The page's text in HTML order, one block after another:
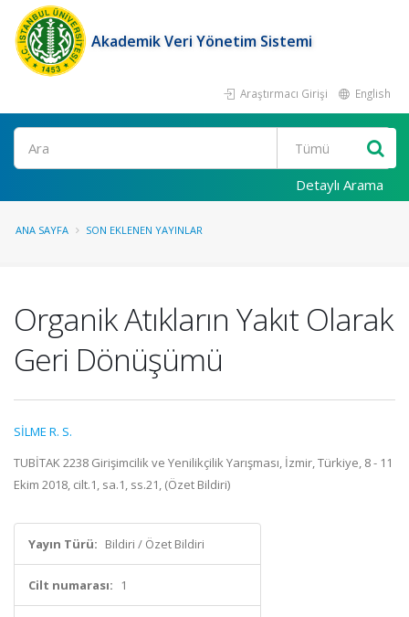
Akademik Veri Yönetim Sistemi
Araştırmacı Girişi English
Ara
Detaylı Arama
ANA SAYFA SON EKLENEN YAYINLAR
Organik Atıkların Yakıt Olarak
Geri Dönüşümü
SİLME R. S.
TUBİTAK 2238 Girişimcilik ve Yenilikçilik Yarışması, İzmir, Türkiye, 8 - 11
Ekim 2018, cilt.1, sa.1, ss.21, (Özet Bildiri)
Yayın Türü: Bildiri / Özet Bildiri
Cilt numarası: 1